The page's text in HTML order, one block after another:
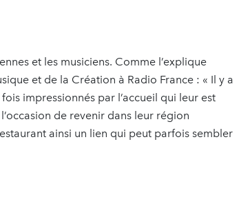
et les musiciens. Comme l’explique
et de la Création à Radio France : « Il y a
impressionnés par l’accueil qui leur est
de revenir dans leur région
ainsi un lien qui peut parfois sembler